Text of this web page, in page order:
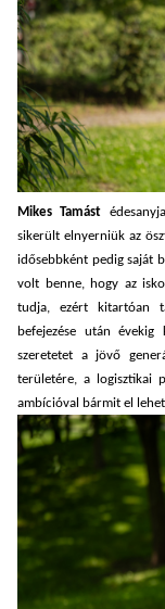
Mikes Tamást
sikerült elnyerniük az
idősebbként pedig saját
volt benne, hogy az
tudja, ezért kitartóan
befejezése után
szeretetet a jövő
területére, a logisztikai
ambícióval bármit el